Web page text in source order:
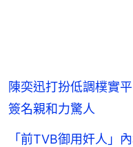
陳奕迅打扮低調樸實
簽名親和力驚人
「前TVB御用奸人」